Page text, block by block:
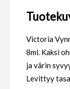
Victoria
8ml. Kaksi
ja värin
Levittyy